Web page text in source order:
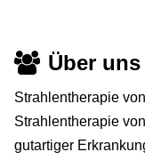
Über uns
Strahlentherapie
Strahlentherapie
gutartiger